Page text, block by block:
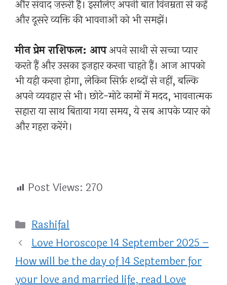
और संवाद ज़रूरी है। इसलिए अपनी बात विनम्रता से कहें
और दूसरे व्यक्ति की भावनाओं को भी समझें।
मीन प्रेम राशिफल: आपअपने साथी से सच्चा प्यार
करते हैं और उसका इज़हार करना चाहते हैं। आज आपको
भी यही करना होगा, लेकिन सिर्फ़ शब्दों से नहीं, बल्कि
अपने व्यवहार से भी। छोटे-मोटे कामों में मदद, भावनात्मक
सहारा या साथ बिताया गया समय, ये सब आपके प्यार को
और गहरा करेंगे।
Post Views: 270
Categories
Rashifal
Love Horoscope 14 September 2025 –
How will be the day of 14 September for
your love and married life, read Love